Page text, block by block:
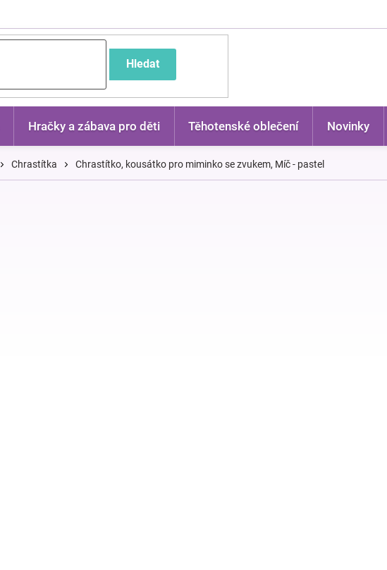
Hledat
Hračky a zábava pro děti Těhotenské oblečení Novinky
Chrastítka Chrastítko, kousátko pro miminko se zvukem, Míč - pastel